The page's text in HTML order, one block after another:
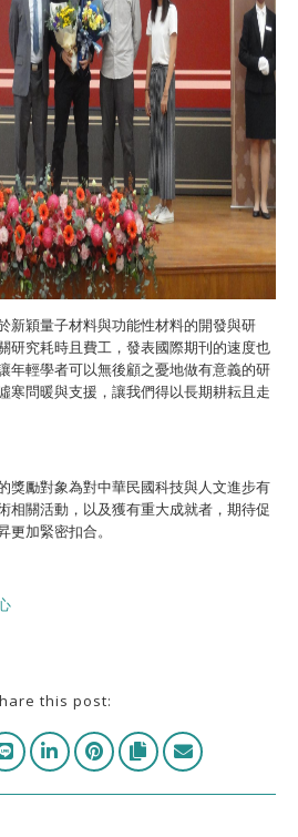
新穎量子材料與功能性材料的開發與研
研究耗時且費工，發表國際期刊的速度也
年輕學者可以無後顧之憂地做有意義的研
寒問暖與支援，讓我們得以長期耕耘且走
獎勵對象為對中華民國科技與人文進步有
相關活動，以及獲有重大成就者，期待促
加緊密扣合。
this post: